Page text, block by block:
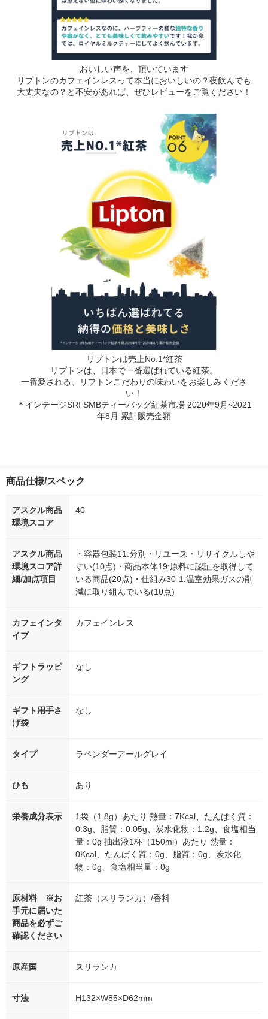
おいしい声を、頂いています
リプトンのカフェインレスって本当においしいの？夜飲んでも
大丈夫なの？と不安があれば、ぜひレビューをご覧ください！
リプトンは売上No.1*紅茶
リプトンは、日本で一番選ばれている紅茶。
一番愛される、リプトンこだわりの味わいをお楽しみくださ
い！
＊インテージSRI SMBティーバッグ紅茶市場 2020年9月~2021
年8月 累計販売金額
商品仕様/スペック
アスクル商品
環境スコア
40
アスクル商品
環境スコア詳
細/加点項目
・容器包装11:分別・リユース・リサイクルしや
すい(10点)・商品本体19:原料に認証を取得して
いる商品(20点)・仕組み30-1:温室効果ガスの削
減に取り組んでいる(10点)
カフェインタ
イプ
カフェインレス
ギフトラッピ
ング
なし
ギフト用手さ
げ袋
なし
タイプ ラベンダーアールグレイ
ひも あり
栄養成分表示
1袋（1.8g）あたり 熱量：7Kcal、たんぱく質：
0.3g、脂質：0.05g、炭水化物：1.2g、食塩相当
量：0g 抽出液1杯（150ml）あたり 熱量：
0Kcal、たんぱく質：0g、脂質：0g、炭水化
物：0g、食塩相当量：0g
原材料 ※お
手元に届いた
商品を必ずご
確認ください
紅茶（スリランカ）/香料
原産国 スリランカ
寸法 H132×W85×D62mm